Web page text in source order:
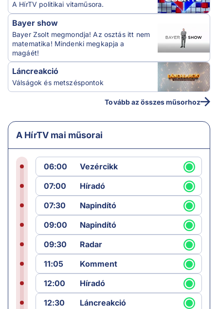
A HírTV politikai vitaműsora.
Bayer show
Bayer Zsolt megmondja! Az osztás itt nem
matematika! Mindenki megkapja a
magáét!
Láncreakció
Válságok és metszéspontok
Tovább az összes műsorhoz
A HírTV mai műsorai
06:00
Vezércikk
07:00
Híradó
07:30
Napindító
09:00
Napindító
09:30
Radar
11:05
Komment
12:00
Híradó
12:30
Láncreakció